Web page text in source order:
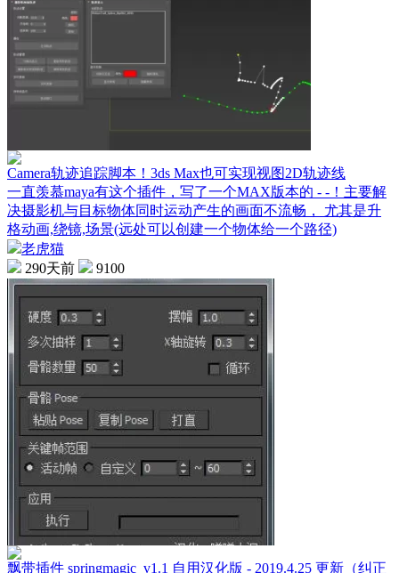
Camera轨迹追踪脚本！3ds Max也可实现视图2D轨迹线
一直羡慕maya有这个插件，写了一个MAX版本的 - -！主要解
决摄影机与目标物体同时运动产生的画面不流畅， 尤其是升
格动画,绕镜,场景(远处可以创建一个物体给一个路径)
老虎猫
290天前
9100
飘带插件 springmagic_v1.1 自用汉化版 - 2019.4.25 更新（纠正